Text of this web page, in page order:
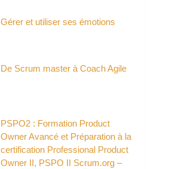
Gérer et utiliser ses émotions
De Scrum master à Coach Agile
PSPO2 : Formation Product
Owner Avancé et Préparation à la
certification Professional Product
Owner II, PSPO II Scrum.org –